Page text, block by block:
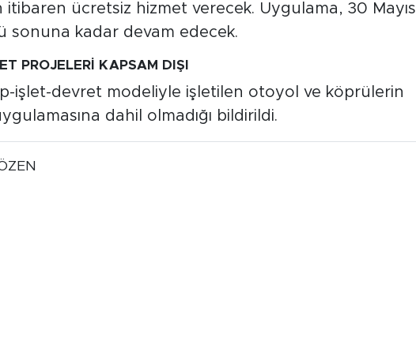
itibaren ücretsiz hizmet verecek. Uygulama, 30 Mayıs
sonuna kadar devam edecek.
PROJELERİ KAPSAM DIŞI
işlet-devret modeliyle işletilen otoyol ve köprülerin
dahil olmadığı bildirildi.